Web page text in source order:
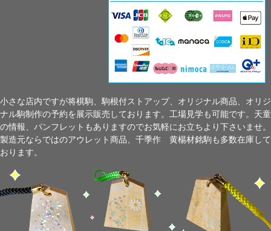
小さな店内ですが将棋駒、駒根付ストアップ、オリジナル商品、オリジ
ナル駒制作の予約を展示販売しております。工場見学も可能です。天童
の情報、パンフレットもありますのでお気軽にお立ちより下さいませ。
製造元ならではのアウレット商品、千季作 黄楊材銘駒も多数在庫して
おります。